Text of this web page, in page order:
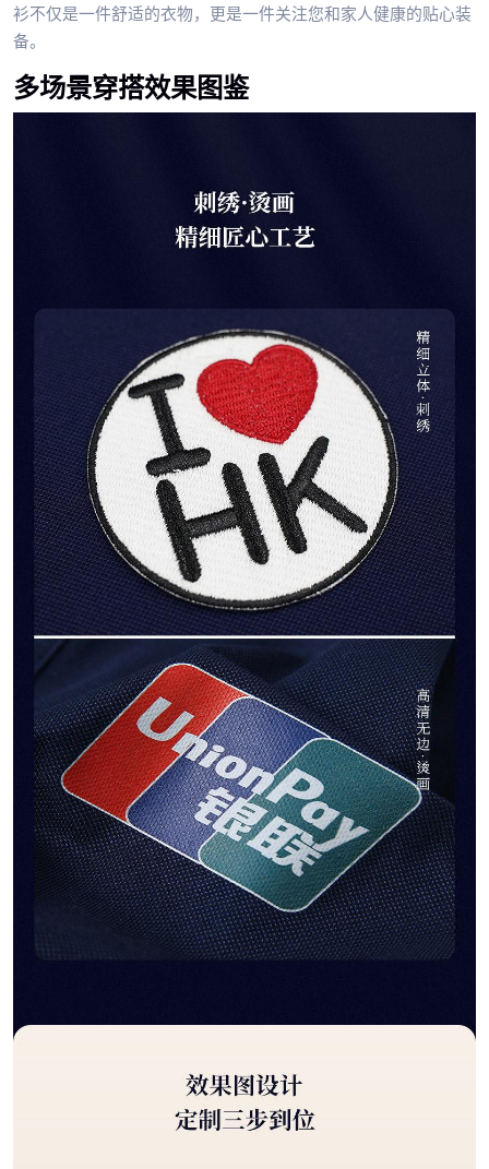
衫不仅是一件舒适的衣物，更是一件关注您和家人健康的贴心装
备。
多场景穿搭效果图鉴